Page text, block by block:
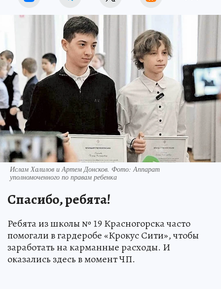
Ислам Халилов и Артем Донсков. Фото: Аппарат
уполномоченного по правам ребенка
Спасибо, ребята!
Ребята из школы № 19 Красногорска часто
помогали в гардеробе «Крокус Сити», чтобы
заработать на карманные расходы. И
оказались здесь в момент ЧП.